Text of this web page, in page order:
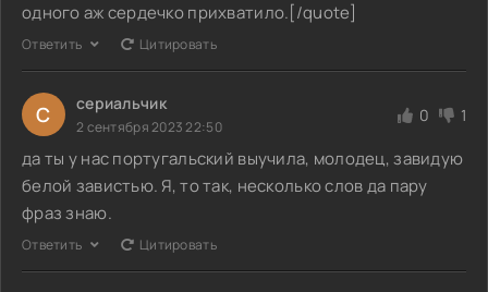
одного аж сердечко прихватило.[/quote]
Ответить Цитировать
С сериальчик
2 сентября 2023 22:50
0 1
да ты у нас португальский выучила, молодец, завидую
белой завистью. Я, то так, несколько слов да пару
фраз знаю.
Ответить Цитировать